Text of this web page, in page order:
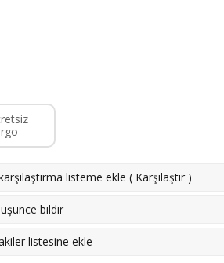
listeme ekle ( Karşılaştır )
bildir
listesine ekle